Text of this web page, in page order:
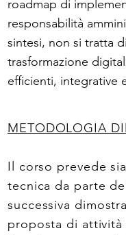
roadmap di
responsabilità
sintesi, non si tratta
trasformazione
efficienti, integrative
METODOLOGIA
Il corso prevede
tecnica da parte
successiva
proposta di attività